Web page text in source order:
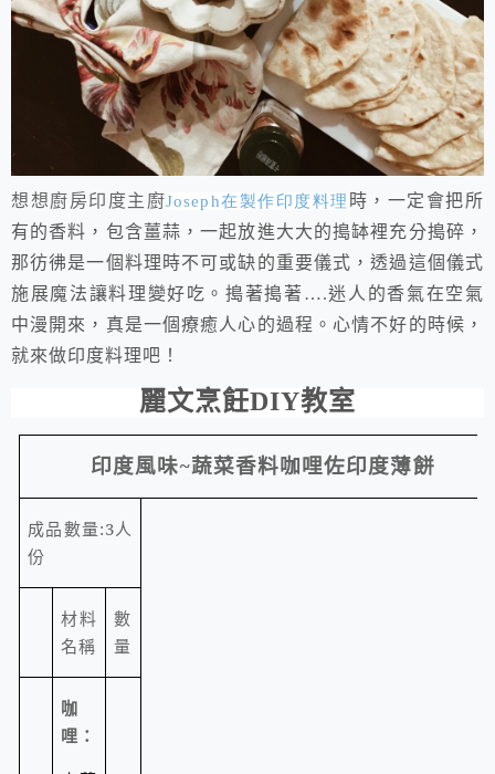
想想廚房印度主廚Joseph在製作印度料理 時，一定會把所
有的香料，包含薑蒜，一起放進大大的搗缽裡充分搗碎，
那彷彿是一個料理時不可或缺的重要儀式，透過這個儀式
施展魔法讓料理變好吃。搗著搗著 ….迷人的香氣在空氣
中漫開來，真是一個療癒人心的過程。心情不好的時候，
就來做印度料理吧！
麗文烹飪DIY教室
印度風味~蔬菜香料咖哩佐印度薄餅
成品數量:3人
份
材料
名稱
數
量
咖
哩：